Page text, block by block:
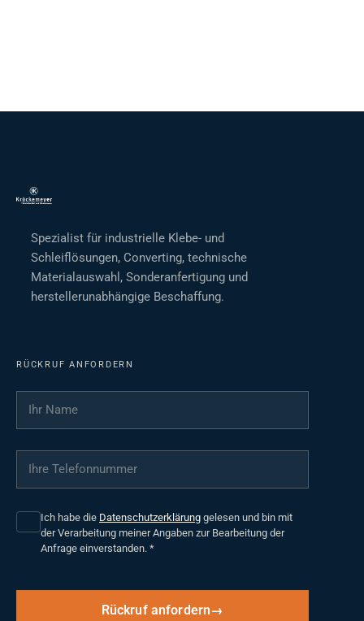
Spezialist für industrielle Klebe- und
Schleiflösungen, Converting, technische
Materialauswahl, Sonderanfertigung und
herstellerunabhängige Beschaffung.
RÜCKRUF ANFORDERN
Ihr Name
Ihre Telefonnummer
Ich habe die Datenschutzerklärung gelesen und bin mit
der Verarbeitung meiner Angaben zur Bearbeitung der
Anfrage einverstanden. *
Rückruf anfordern